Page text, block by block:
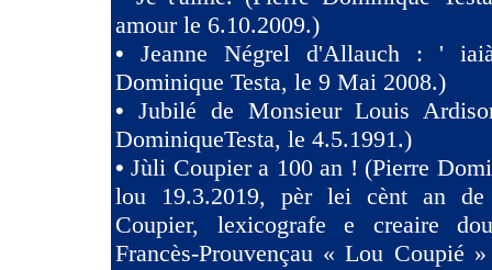
amour le 6.10.2009.)
• Jeanne Négrel d'Allauch : '
Dominique Testa, le 9 Mai 2008.)
• Jubilé de Monsieur Louis
DominiqueTesta, le 4.5.1991.)
•Jùli Coupier a 100 an ! (Pierre
lou 19.3.2019, pèr lei cènt an de
Coupier, lexicografe e creaire
Francès-Prouvençau « Lou Coupié